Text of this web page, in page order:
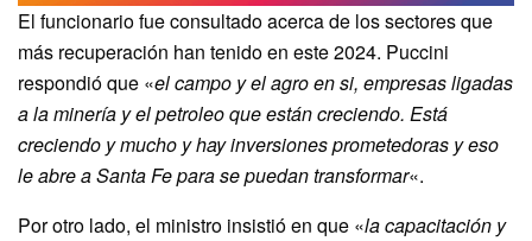
El funcionario fue consultado acerca de los sectores que
más recuperación han tenido en este 2024. Puccini
respondió que «el campo y el agro en si, empresas ligadas
a la minería y el petroleo que están creciendo. Está
creciendo y mucho y hay inversiones prometedoras y eso
le abre a Santa Fe para se puedan transformar«.
Por otro lado, el ministro insistió en que «la capacitación y